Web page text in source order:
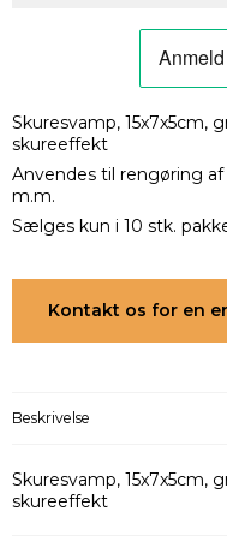
Skuresvamp, 15x7x5cm,
skureeffekt
Anvendes til rengøring
m.m.
Sælges kun i 10 stk.
Kontakt os for en
Beskrivelse
Skuresvamp, 15x7x5cm,
skureeffekt